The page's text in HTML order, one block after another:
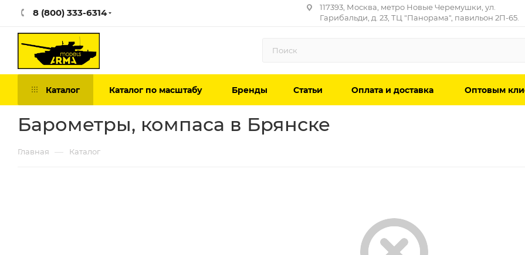
8 (800) 333-6314
117393, Москва, метро Новые Черемушки, ул.
Гарибальди, д. 23, ТЦ "Панорама", павильон 2П-65.
Каталог Каталог по масштабу Бренды Статьи Оплата и доставка Оптовым
Барометры, компаса в Брянске
Главная — Каталог